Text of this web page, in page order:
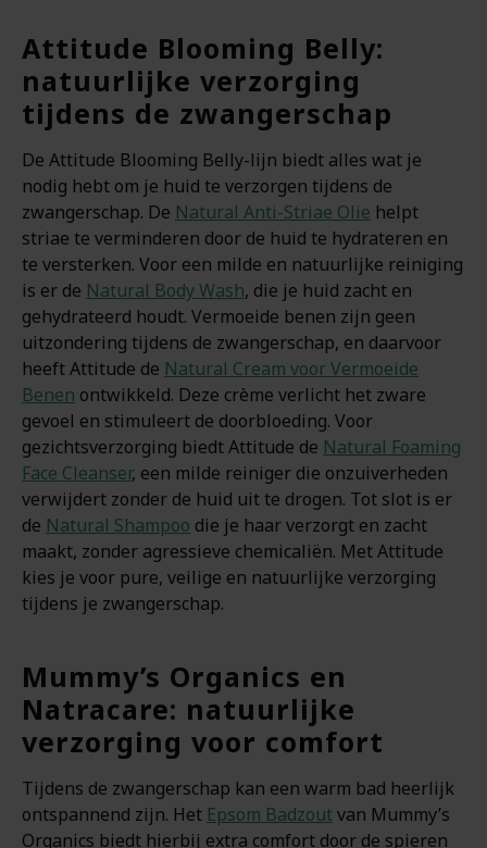
Attitude Blooming Belly:
natuurlijke verzorging
tijdens de zwangerschap
De Attitude Blooming Belly-lijn biedt alles wat je
nodig hebt om je huid te verzorgen tijdens de
zwangerschap. De Natural Anti-Striae Olie helpt
striae te verminderen door de huid te hydrateren en
te versterken. Voor een milde en natuurlijke reiniging
is er de Natural Body Wash, die je huid zacht en
gehydrateerd houdt. Vermoeide benen zijn geen
uitzondering tijdens de zwangerschap, en daarvoor
heeft Attitude de Natural Cream voor Vermoeide
Benen ontwikkeld. Deze crème verlicht het zware
gevoel en stimuleert de doorbloeding. Voor
gezichtsverzorging biedt Attitude de Natural Foaming
Face Cleanser, een milde reiniger die onzuiverheden
verwijdert zonder de huid uit te drogen. Tot slot is er
de Natural Shampoo die je haar verzorgt en zacht
maakt, zonder agressieve chemicaliën. Met Attitude
kies je voor pure, veilige en natuurlijke verzorging
tijdens je zwangerschap.
Mummy’s Organics en
Natracare: natuurlijke
verzorging voor comfort
Tijdens de zwangerschap kan een warm bad heerlijk
ontspannend zijn. Het Epsom Badzoutvan Mummy’s
Organics biedt hierbij extra comfort door de spieren